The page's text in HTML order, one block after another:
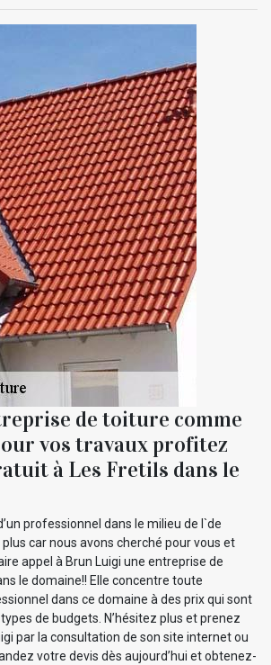
de toiture comme
vos travaux profitez
à Les Fretils dans le
professionnel dans le milieu de l`de
car nous avons cherché pour vous et
appel à Brun Luigi une entreprise de
le domaine!! Elle concentre toute
dans ce domaine à des prix qui sont
de budgets. N’hésitez plus et prenez
par la consultation de son site internet ou
votre devis dès aujourd’hui et obtenez-